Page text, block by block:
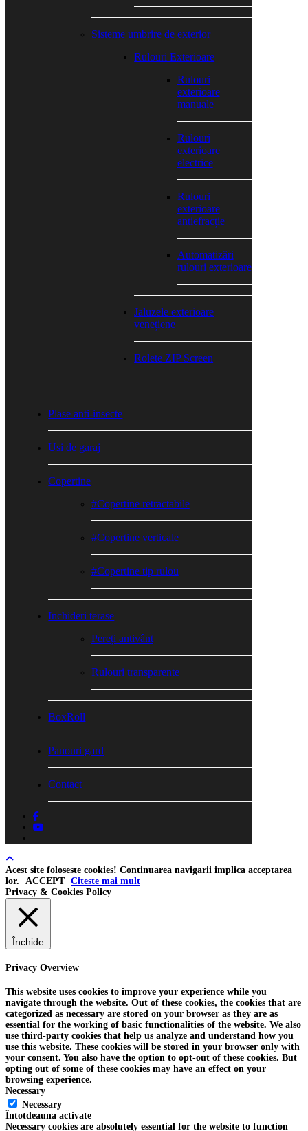
Sisteme umbrire de exterior
Rulouri Exterioare
Rulouri
exterioare
manuale
Rulouri
exterioare
electrice
Rulouri
exterioare
antiefracție
Automatizări
rulouri exterioare
Jaluzele exterioare
venețiene
Rolete ZIP Screen
Plase anti-insecte
Usi de garaj
Copertine
#Copertine retractabile
#Copertine verticale
#Copertine tip rulou
Inchideri terase
Pereți antivânt
Rulouri transparente
BoxRoll
Panouri gard
Contact
facebook
youtube
Acest site foloseste cookies! Continuarea navigarii implica acceptarea
lor.
ACCEPT Citeste mai mult
Privacy & Cookies Policy
Închide
Privacy Overview
This website uses cookies to improve your experience while you
navigate through the website. Out of these cookies, the cookies that are
categorized as necessary are stored on your browser as they are as
essential for the working of basic functionalities of the website. We also
use third-party cookies that help us analyze and understand how you
use this website. These cookies will be stored in your browser only with
your consent. You also have the option to opt-out of these cookies. But
opting out of some of these cookies may have an effect on your
browsing experience.
Necessary
Necessary
Întotdeauna activate
Necessary cookies are absolutely essential for the website to function